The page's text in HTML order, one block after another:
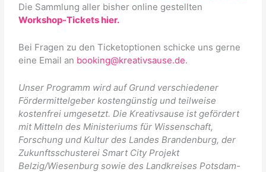
Die Sammlung aller bisher online gestellten
Workshop-Tickets hier.
Bei Fragen zu den Ticketoptionen schicke uns gerne
eine Email an booking@kreativsause.de.
Unser Programm wird auf Grund verschiedener
Fördermittelgeber kostengünstig und teilweise
kostenfrei umgesetzt. Die Kreativsause ist gefördert
mit Mitteln des Ministeriums für Wissenschaft,
Forschung und Kultur des Landes Brandenburg,der
Zukunftsschusterei Smart City Projekt
Belzig/Wiesenburg sowie des Landkreises Potsdam-